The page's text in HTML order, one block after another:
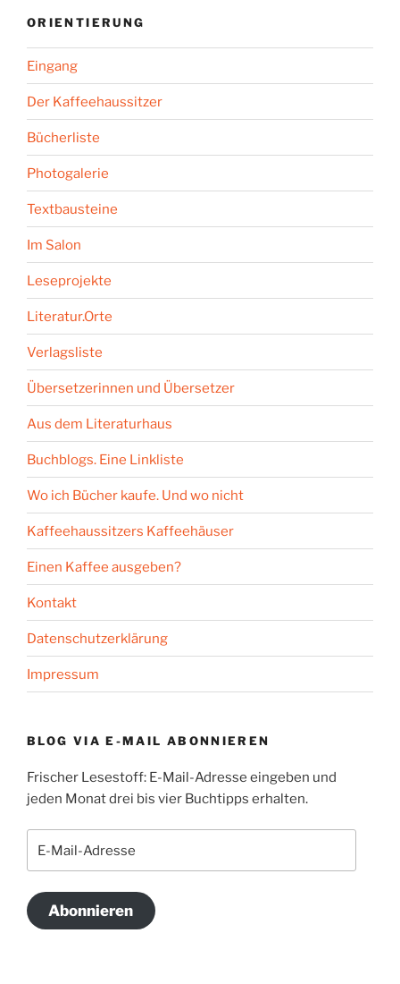
ORIENTIERUNG
Eingang
Der Kaffeehaussitzer
Bücherliste
Photogalerie
Textbausteine
Im Salon
Leseprojekte
Literatur.Orte
Verlagsliste
Übersetzerinnen und Übersetzer
Aus dem Literaturhaus
Buchblogs. Eine Linkliste
Wo ich Bücher kaufe. Und wo nicht
Kaffeehaussitzers Kaffeehäuser
Einen Kaffee ausgeben?
Kontakt
Datenschutzerklärung
Impressum
BLOG VIA E-MAIL ABONNIEREN
Frischer Lesestoff: E-Mail-Adresse eingeben und
jeden Monat drei bis vier Buchtipps erhalten.
Abonnieren